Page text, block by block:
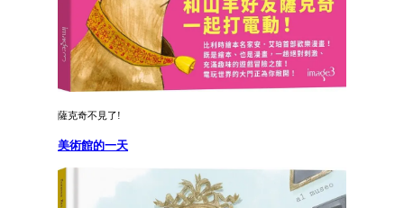
薩克奇不見了!
美術館的一天